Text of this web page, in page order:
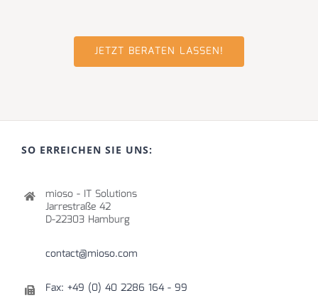
JETZT BERATEN LASSEN!
SO ERREICHEN SIE UNS:
mioso - IT Solutions
Jarrestraße 42
D-22303 Hamburg
contact@mioso.com
Fax: +49 (0) 40 2286 164 - 99